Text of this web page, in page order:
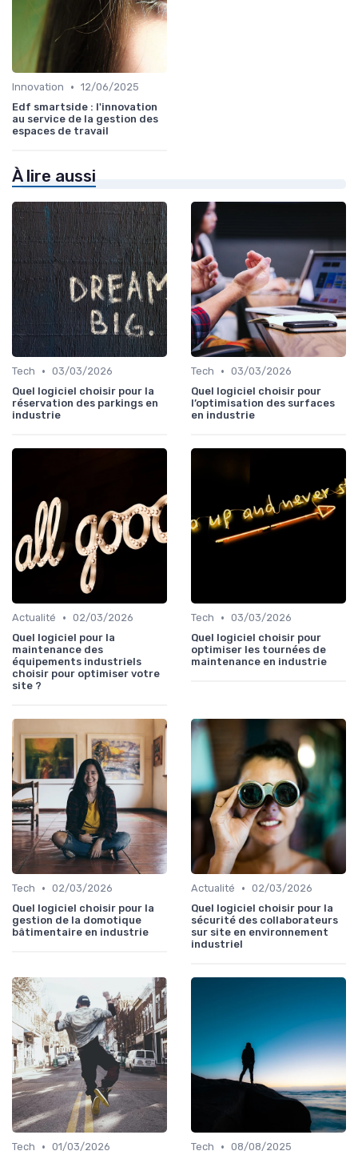
Innovation • 12/06/2025
Edf smartside : l'innovation
au service de la gestion des
espaces de travail
À lire aussi
Tech • 03/03/2026
Quel logiciel choisir pour la
réservation des parkings en
industrie
Tech • 03/03/2026
Quel logiciel choisir pour
l’optimisation des surfaces
en industrie
Actualité • 02/03/2026
Quel logiciel pour la
maintenance des
équipements industriels
choisir pour optimiser votre
site ?
Tech • 03/03/2026
Quel logiciel choisir pour
optimiser les tournées de
maintenance en industrie
Tech • 02/03/2026
Quel logiciel choisir pour la
gestion de la domotique
bâtimentaire en industrie
Actualité • 02/03/2026
Quel logiciel choisir pour la
sécurité des collaborateurs
sur site en environnement
industriel
Tech • 01/03/2026
Tech • 08/08/2025